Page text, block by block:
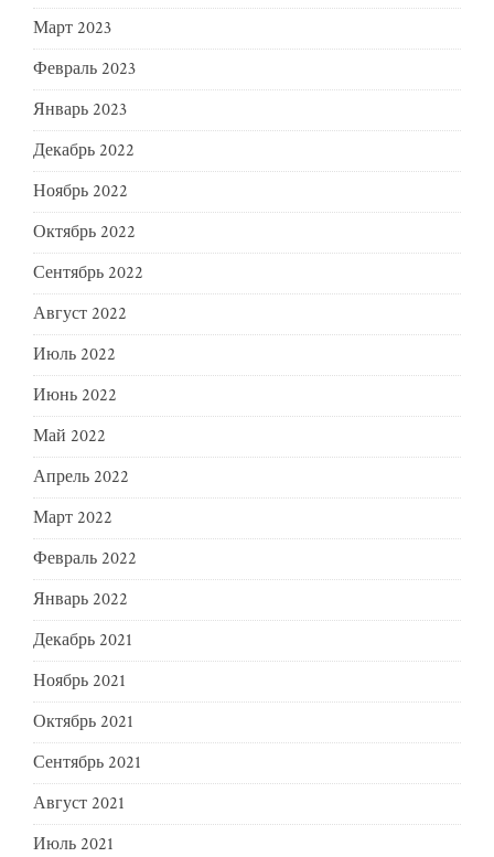
Март 2023
Февраль 2023
Январь 2023
Декабрь 2022
Ноябрь 2022
Октябрь 2022
Сентябрь 2022
Август 2022
Июль 2022
Июнь 2022
Май 2022
Апрель 2022
Март 2022
Февраль 2022
Январь 2022
Декабрь 2021
Ноябрь 2021
Октябрь 2021
Сентябрь 2021
Август 2021
Июль 2021